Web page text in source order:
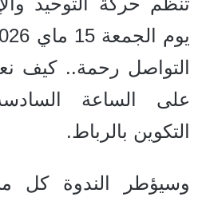
التواصل رحمة.. كيف
على الساعة
التكوين بالرباط.
وسيؤطر الندوة كل